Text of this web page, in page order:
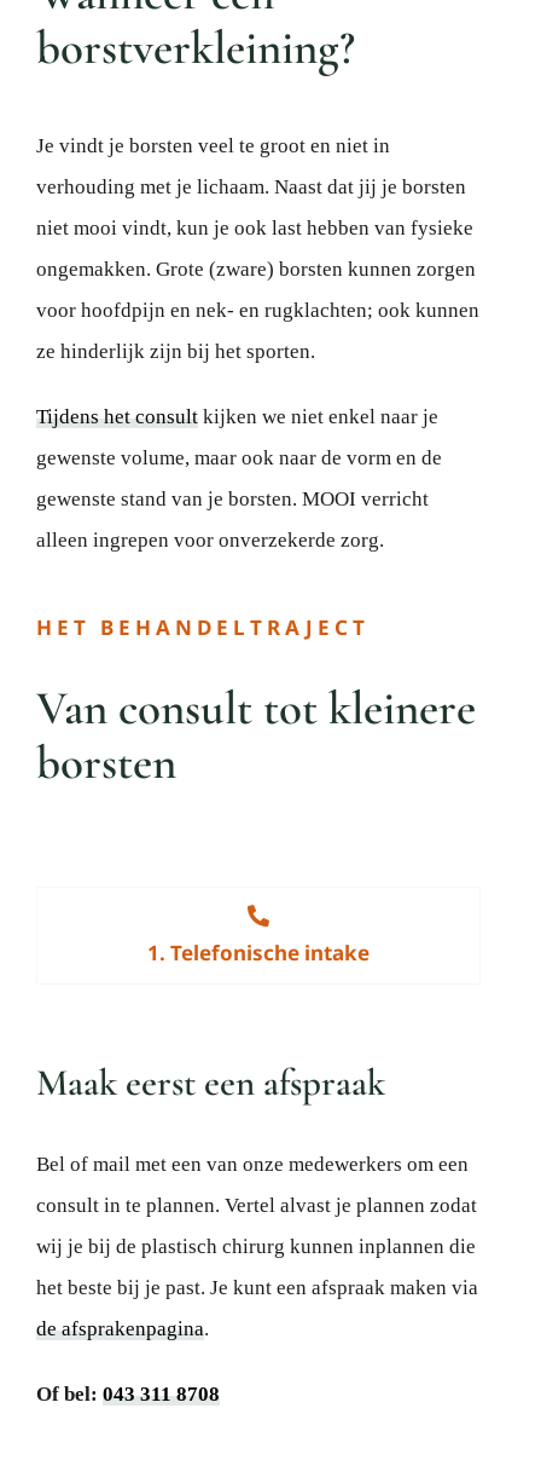
borstverkleining?
Je vindt je borsten veel te groot en niet in
verhouding met je lichaam. Naast dat jij je borsten
niet mooi vindt, kun je ook last hebben van fysieke
ongemakken. Grote (zware) borsten kunnen zorgen
voor hoofdpijn en nek- en rugklachten; ook kunnen
ze hinderlijk zijn bij het sporten.
Tijdens het consultkijken we niet enkel naar je
gewenste volume, maar ook naar de vorm en de
gewenste stand van je borsten. MOOI verricht
alleen ingrepen voor onverzekerde zorg.
HET BEHANDELTRAJECT
Van consult tot kleinere
borsten
1. Telefonische intake
Maak eerst een afspraak
Bel of mail met een van onze medewerkers om een
consult in te plannen. Vertel alvast je plannen zodat
wij je bij de plastisch chirurg kunnen inplannen die
het beste bij je past. Je kunt een afspraak maken via
de afsprakenpagina.
Of bel: 043 311 8708